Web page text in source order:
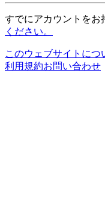
すでにアカウントをお
ください。
このウェブサイトにつ
利用規約お問い合わせ